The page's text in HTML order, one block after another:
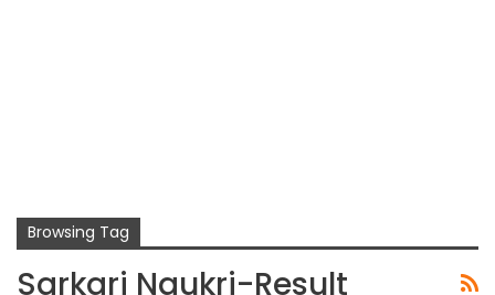
Browsing Tag
Sarkari Naukri-Result